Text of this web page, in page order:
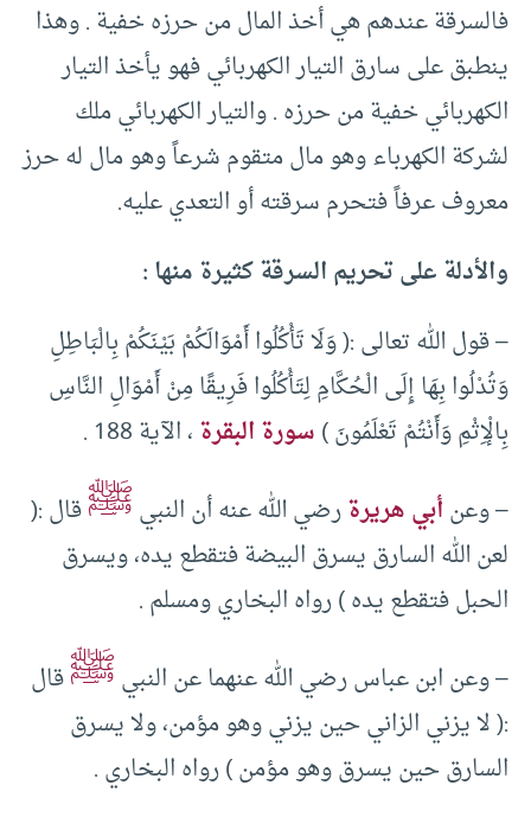
فالسرقة عندهم هي أخذ المال من حرزه خفية . وهذا
ينطبق على سارق التيار الكهربائي فهو يأخذ التيار
الكهربائي خفية من حرزه . والتيار الكهربائي ملك
لشركة الكهرباء وهو مال متقوم شرعاً وهو مال له حرز
معروف عرفاً فتحرم سرقته أو التعدي عليه.
والأدلة على تحريم السرقة كثيرة منها :
– قول الله تعالى :( وَلَا تَأْكُلُوا أَمْوَالَكُمْ بَيْنَكُمْ بِالْبَاطِلِ
وَتُدْلُوا بِهَا إِلَى الْحُكَّامِ لِتَأْكُلُوا فَرِيقًا مِنْ أَمْوَالِ النَّاسِ
بِالْإِثْمِ وَأَنْتُمْ تَعْلَمُونَ )سورة البقرة، الآية 188 .
– وعنأبي هريرةرضي الله عنه أن النبيﷺقال :(
لعن الله السارق يسرق البيضة فتقطع يده، ويسرق
الحبل فتقطع يده ) رواه البخاري ومسلم .
– وعن ابن عباس رضي الله عنهما عن النبيﷺقال
:( لا يزني الزاني حين يزني وهو مؤمن، ولا يسرق
السارق حين يسرق وهو مؤمن ) رواه البخاري .